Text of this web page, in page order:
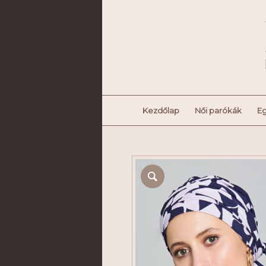
Kezdőlap Női parókák